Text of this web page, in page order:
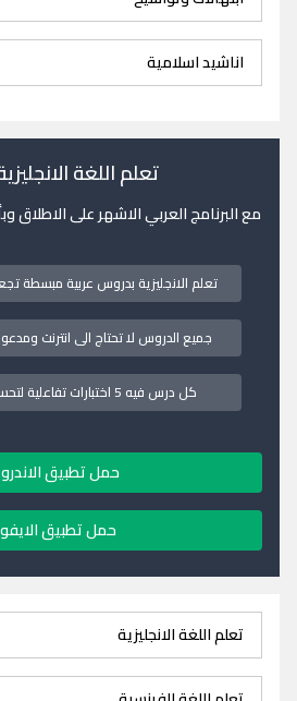
اناشيد اسلامية
تعلم اللغة
مع البرنامج العربي الاشهر على الاطلاق وبأكثر من 10
تعلم الانجليزية بدروس عربية مبسطة
جميع الدروس لا تحتاج الى انترنت
كل درس فيه 5 اختبارات تفاعلية لتحسين اللفظ والنطق
حمل تطبيق
حمل تطبيق
تعلم اللغة الانجليزية